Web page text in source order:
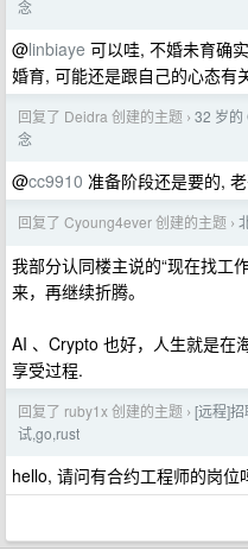
念
@linbiaye 可以哇, 不婚未育确
婚育, 可能还是跟自己的心态有
回复了 Deidra 创建的主题 › 32 岁的
念
@cc9910 准备阶段还是要的,
回复了 Cyoung4ever 创建的主题 ›
我部分认同楼主说的“现在找工
来，再继续折腾。
AI 、Crypto 也好，人生就是在
享受过程.
回复了 ruby1x 创建的主题 › [远程]
试,go,rust
hello, 请问有合约工程师的岗位